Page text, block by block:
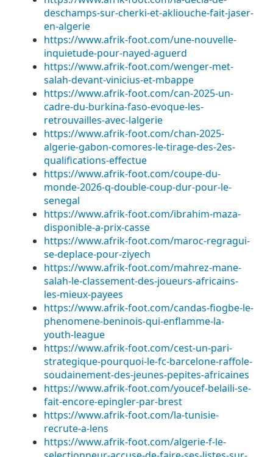
deschamps-sur-cherki-et-akliouche-fait-jaser-
en-algerie
https://www.afrik-foot.com/une-nouvelle-
inquietude-pour-nayed-aguerd
https://www.afrik-foot.com/wenger-met-
salah-devant-vinicius-et-mbappe
https://www.afrik-foot.com/can-2025-un-
cadre-du-burkina-faso-evoque-les-
retrouvailles-avec-lalgerie
https://www.afrik-foot.com/chan-2025-
algerie-gabon-comores-le-tirage-des-2es-
qualifications-effectue
https://www.afrik-foot.com/coupe-du-
monde-2026-q-double-coup-dur-pour-le-
senegal
https://www.afrik-foot.com/ibrahim-maza-
disponible-a-prix-casse
https://www.afrik-foot.com/maroc-regragui-
se-deplace-pour-ziyech
https://www.afrik-foot.com/mahrez-mane-
salah-le-classement-des-joueurs-africains-
les-mieux-payees
https://www.afrik-foot.com/candas-fiogbe-le-
phenomene-beninois-qui-enflamme-la-
youth-league
https://www.afrik-foot.com/cest-un-pari-
strategique-pourquoi-le-fc-barcelone-raffole-
soudainement-des-jeunes-pepites-africaines
https://www.afrik-foot.com/youcef-belaili-se-
fait-encore-epingler-par-brest
https://www.afrik-foot.com/la-tunisie-
recrute-a-lens
https://www.afrik-foot.com/algerie-f-le-